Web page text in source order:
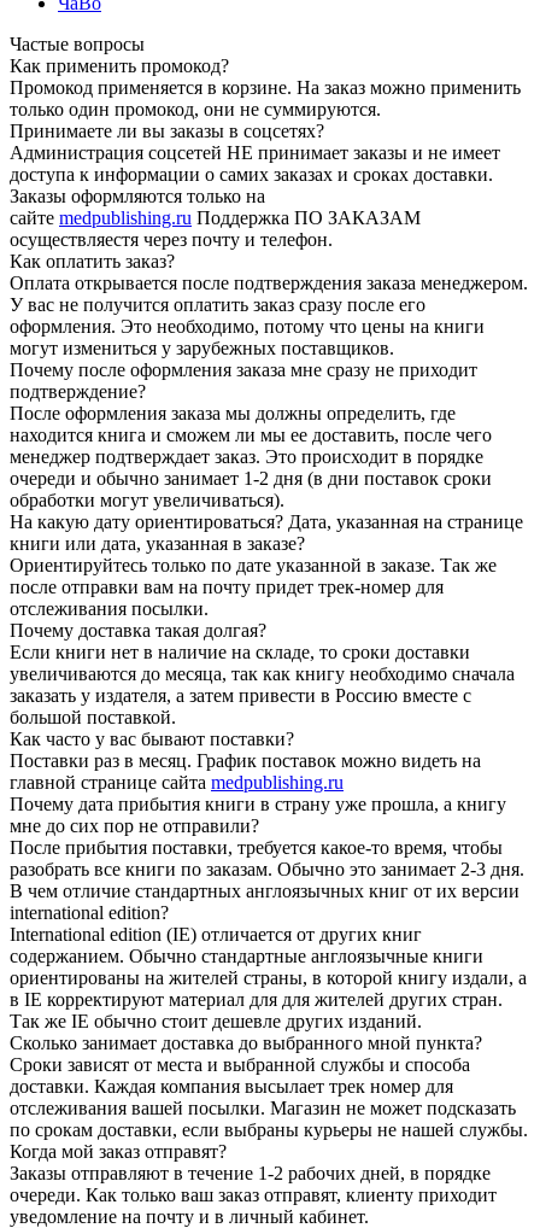
Частые вопросы
Как применить промокод?
Промокод применяется в корзине. На заказ можно применить
только один промокод, они не суммируются.
Принимаете ли вы заказы в соцсетях?
Администрация соцсетей НЕ принимает заказы и не имеет
доступа к информации о самих заказах и сроках доставки.
Заказы оформляются только на
сайте medpublishing.ru Поддержка ПО ЗАКАЗАМ
осуществляестя через почту и телефон.
Как оплатить заказ?
Оплата открывается после подтверждения заказа менеджером.
У вас не получится оплатить заказ сразу после его
оформления. Это необходимо, потому что цены на книги
могут измениться у зарубежных поставщиков.
Почему после оформления заказа мне сразу не приходит
подтверждение?
После оформления заказа мы должны определить, где
находится книга и сможем ли мы ее доставить, после чего
менеджер подтверждает заказ. Это происходит в порядке
очереди и обычно занимает 1-2 дня (в дни поставок сроки
обработки могут увеличиваться).
На какую дату ориентироваться? Дата, указанная на странице
книги или дата, указанная в заказе?
Ориентируйтесь только по дате указанной в заказе. Так же
после отправки вам на почту придет трек-номер для
отслеживания посылки.
Почему доставка такая долгая?
Если книги нет в наличие на складе, то сроки доставки
увеличиваются до месяца, так как книгу необходимо сначала
заказать у издателя, а затем привести в Россию вместе с
большой поставкой.
Как часто у вас бывают поставки?
Поставки раз в месяц. График поставок можно видеть на
главной странице сайта medpublishing.ru
Почему дата прибытия книги в страну уже прошла, а книгу
мне до сих пор не отправили?
После прибытия поставки, требуется какое-то время, чтобы
разобрать все книги по заказам. Обычно это занимает 2-3 дня.
В чем отличие стандартных англоязычных книг от их версии
international edition?
International edition (IE) отличается от других книг
содержанием. Обычно стандартные англоязычные книги
ориентированы на жителей страны, в которой книгу издали, а
в IE корректируют материал для для жителей других стран.
Так же IE обычно стоит дешевле других изданий.
Сколько занимает доставка до выбранного мной пункта?
Сроки зависят от места и выбранной службы и способа
доставки. Каждая компания высылает трек номер для
отслеживания вашей посылки. Магазин не может подсказать
по срокам доставки, если выбраны курьеры не нашей службы.
Когда мой заказ отправят?
Заказы отправляют в течение 1-2 рабочих дней, в порядке
очереди. Как только ваш заказ отправят, клиенту приходит
уведомление на почту и в личный кабинет.